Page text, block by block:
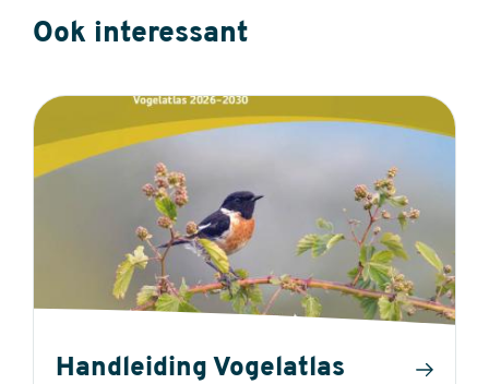
Ook interessant
Handleiding Vogelatlas